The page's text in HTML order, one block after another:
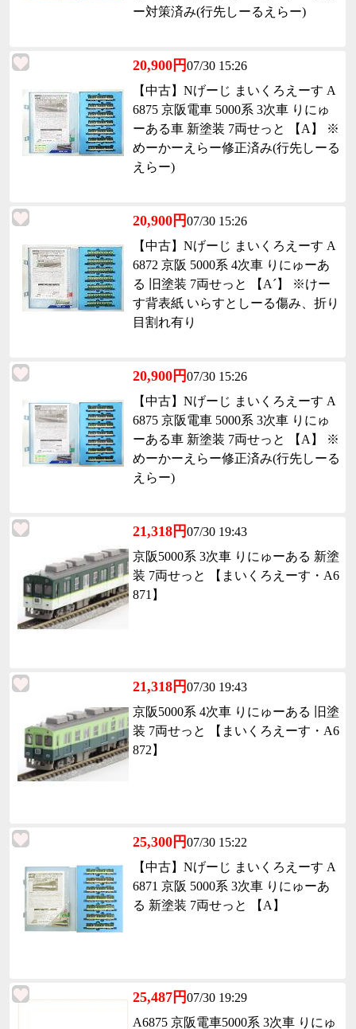
ー対策済み(行先しーるえらー)
20,900円07/30 15:26
【中古】Nげーじ まいくろえーす A
6875 京阪電車 5000系 3次車 りにゅ
ーある車 新塗装 7両せっと 【A】 ※
めーかーえらー修正済み(行先しーる
えらー)
20,900円07/30 15:26
【中古】Nげーじ まいくろえーす A
6872 京阪 5000系 4次車 りにゅーあ
る 旧塗装 7両せっと 【A´】 ※けー
す背表紙 いらすとしーる傷み、折り
目割れ有り
20,900円07/30 15:26
【中古】Nげーじ まいくろえーす A
6875 京阪電車 5000系 3次車 りにゅ
ーある車 新塗装 7両せっと 【A】 ※
めーかーえらー修正済み(行先しーる
えらー)
21,318円07/30 19:43
京阪5000系 3次車 りにゅーある 新塗
装 7両せっと 【まいくろえーす・A6
871】
21,318円07/30 19:43
京阪5000系 4次車 りにゅーある 旧塗
装 7両せっと 【まいくろえーす・A6
872】
25,300円07/30 15:22
【中古】Nげーじ まいくろえーす A
6871 京阪 5000系 3次車 りにゅーあ
る 新塗装 7両せっと 【A】
25,487円07/30 19:29
A6875 京阪電車5000系 3次車 りにゅ